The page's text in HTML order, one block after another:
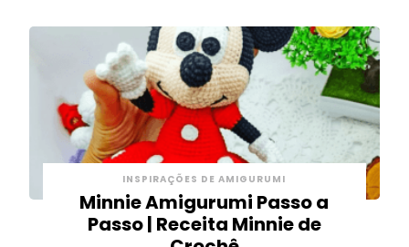
INSPIRAÇÕES DE AMIGURUMI
Minnie Amigurumi Passo a
Passo | Receita Minnie de